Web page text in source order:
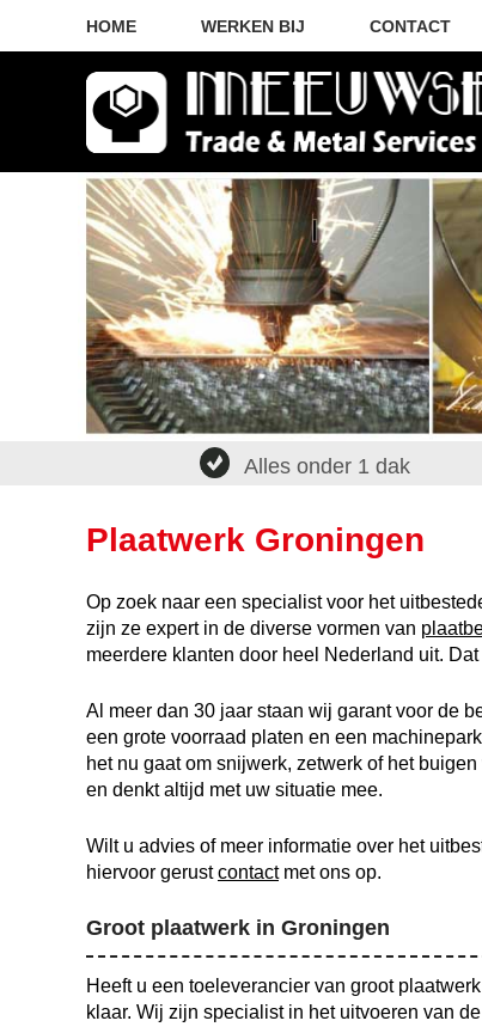
HOME WERKEN BIJ CONTACT
Alles onder 1 dak
Plaatwerk Groningen
Op zoek naar een specialist voor het
zijn ze expert in de diverse vormen van
meerdere klanten door heel Nederland uit.
Al meer dan 30 jaar staan wij garant voor de
een grote voorraad platen en een
het nu gaat om snijwerk, zetwerk of het
en denkt altijd met uw situatie mee.
Wilt u advies of meer informatie over het
hiervoor gerustcontactmet ons op.
Groot plaatwerk in Groningen
Heeft u een toeleverancier van groot
klaar. Wij zijn specialist in het uitvoeren van